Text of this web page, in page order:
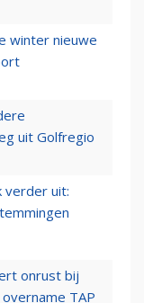
winter nieuwe
uit Golfregio
verder uit:
onrust bij
TAP